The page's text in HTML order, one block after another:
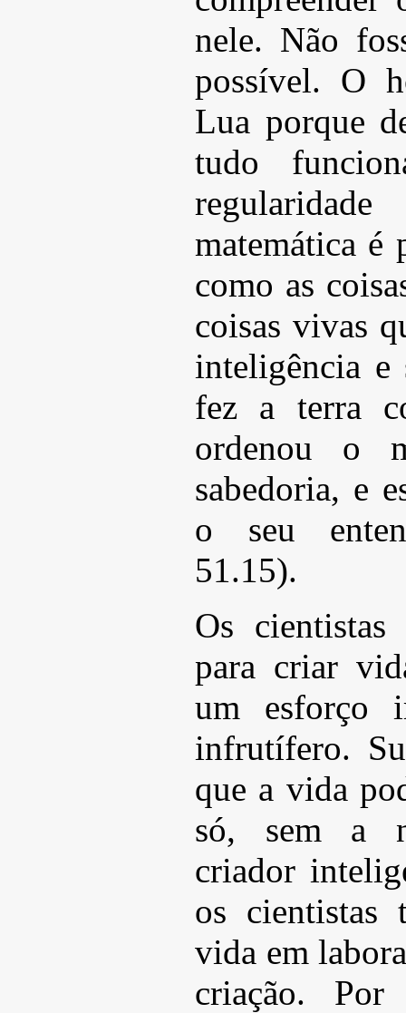
nele. Não
possível. O
Lua porque
tudo
matemática é
como as
coisas vivas
inteligência e
fez a terra
ordenou o
sabedoria, e
o seu
51.15).
Os cientistas
para criar
um esforço
infrutífero.
que a vida
só, sem a
criador
os cientistas
vida em
criação. Por